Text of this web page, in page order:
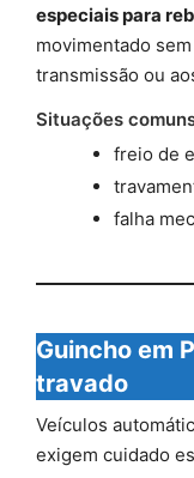
especiais para
movimentado
transmissão ou
Situações
freio de
falha
Guincho em
travado
Veículos
exigem cuidado